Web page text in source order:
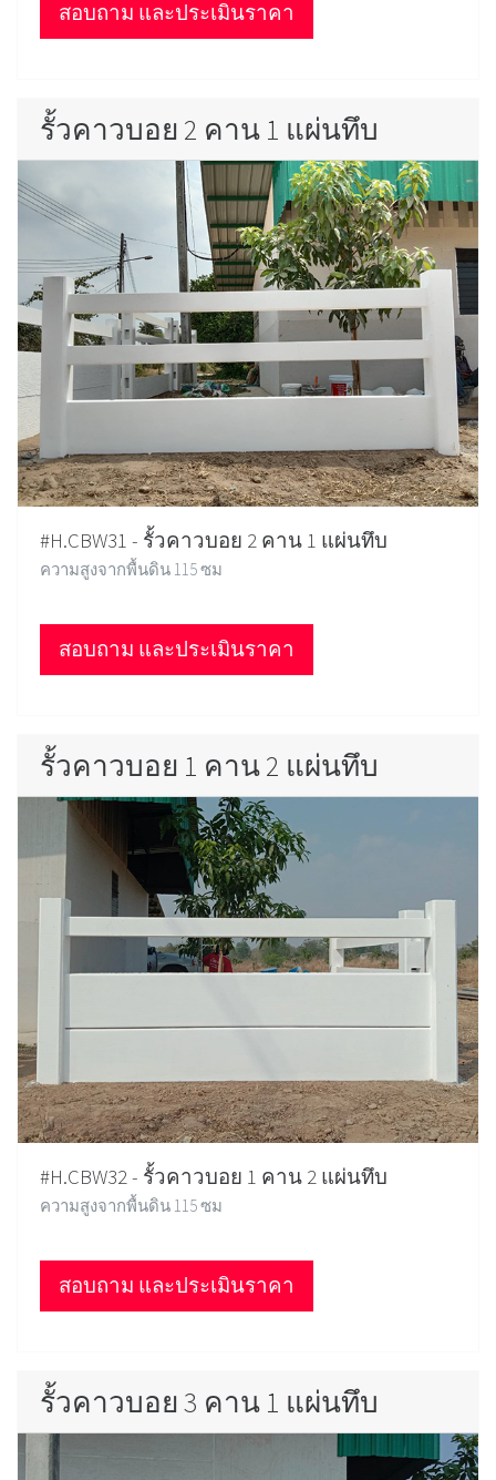
สอบถาม และประเมินราคา
รั้วคาวบอย 2 คาน 1 แผ่นทึบ
#H.CBW31 - รั้วคาวบอย 2 คาน 1 แผ่นทึบ
ความสูงจากพื้นดิน 115 ซม
สอบถาม และประเมินราคา
รั้วคาวบอย 1 คาน 2 แผ่นทึบ
#H.CBW32 - รั้วคาวบอย 1 คาน 2 แผ่นทึบ
ความสูงจากพื้นดิน 115 ซม
สอบถาม และประเมินราคา
รั้วคาวบอย 3 คาน 1 แผ่นทึบ